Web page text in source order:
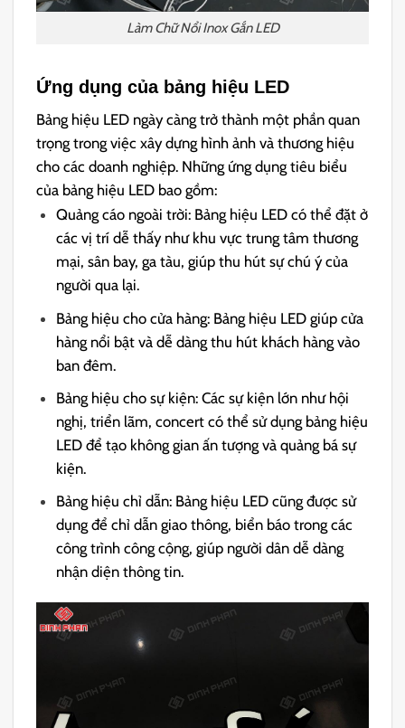
Làm Chữ Nổi Inox Gắn LED
Ứng dụng của bảng hiệu LED
Bảng hiệu LED ngày càng trở thành một phần quan
trọng trong việc xây dựng hình ảnh và thương hiệu
cho các doanh nghiệp. Những ứng dụng tiêu biểu
của bảng hiệu LED bao gồm:
Quảng cáo ngoài trời: Bảng hiệu LED có thể đặt ở
các vị trí dễ thấy như khu vực trung tâm thương
mại, sân bay, ga tàu, giúp thu hút sự chú ý của
người qua lại.
Bảng hiệu cho cửa hàng: Bảng hiệu LED giúp cửa
hàng nổi bật và dễ dàng thu hút khách hàng vào
ban đêm.
Bảng hiệu cho sự kiện: Các sự kiện lớn như hội
nghị, triển lãm, concert có thể sử dụng bảng hiệu
LED để tạo không gian ấn tượng và quảng bá sự
kiện.
Bảng hiệu chỉ dẫn: Bảng hiệu LED cũng được sử
dụng để chỉ dẫn giao thông, biển báo trong các
công trình công cộng, giúp người dân dễ dàng
nhận diện thông tin.